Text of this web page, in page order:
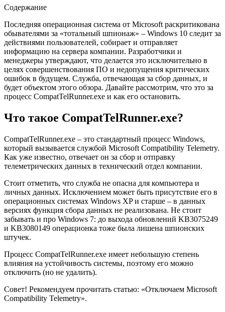
Содержание
Последняя операционная система от Microsoft раскритикована
обывателями за «тотальный шпионаж» – Windows 10 следит за
действиями пользователей, собирает и отправляет
информацию на сервера компании. Разработчики и
менеджеры утверждают, что делается это исключительно в
целях совершенствования ПО и недопущения критических
ошибок в будущем. Служба, отвечающая за сбор данных, и
будет объектом этого обзора. Давайте рассмотрим, что это за
процесс CompatTelRunner.exe и как его остановить.
Что такое CompatTelRunner.exe?
CompatTelRunner.exe – это стандартный процесс Windows,
который вызывается службой Microsoft Compatibility Telemetry.
Как уже известно, отвечает он за сбор и отправку
телеметрических данных в технический отдел компании.
Стоит отметить, что служба не опасна для компьютера и
личных данных. Исключением может быть присутствие его в
операционных системах Windows XP и старше – в данных
версиях функция сбора данных не реализована. Не стоит
забывать и про Windows 7: до выхода обновлений KB3075249
и KB3080149 операционка тоже была лишена шпионских
штучек.
Процесс CompatTelRunner.exe имеет небольшую степень
влияния на устойчивость системы, поэтому его можно
отключить (но не удалить).
Совет! Рекомендуем прочитать статью: «Отключаем Microsoft
Compatibility Telemetry».